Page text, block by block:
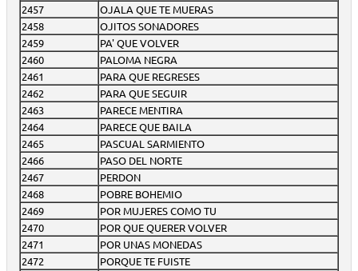
2457
OJALA QUE TE MUERAS
2458
OJITOS SONADORES
2459
PA' QUE VOLVER
2460
PALOMA NEGRA
2461
PARA QUE REGRESES
2462
PARA QUE SEGUIR
2463
PARECE MENTIRA
2464
PARECE QUE BAILA
2465
PASCUAL SARMIENTO
2466
PASO DEL NORTE
2467
PERDON
2468
POBRE BOHEMIO
2469
POR MUJERES COMO TU
2470
POR QUE QUERER VOLVER
2471
POR UNAS MONEDAS
2472
PORQUE TE FUISTE